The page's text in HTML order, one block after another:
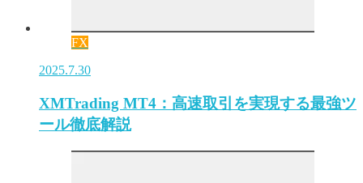
FX
2025.7.30
XMTrading MT4：高速取引を実現する最強ツ
ール徹底解説